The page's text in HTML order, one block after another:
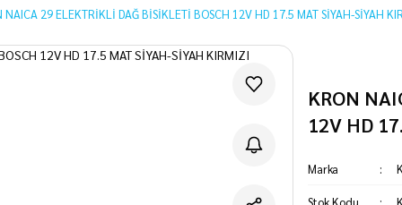
NAICA 29 ELEKTRİKLİ DAĞ BİSİKLETİ BOSCH 12V HD 17.5 MAT SİYAH-SİYAH
KRON
12V HD
Marka
Stok Kodu